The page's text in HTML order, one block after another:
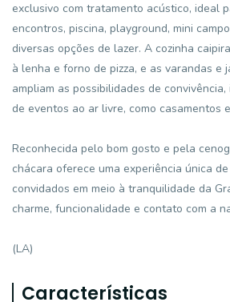
exclusivo com tratamento acústico, ideal
encontros, piscina, playground, mini
diversas opções de lazer. A cozinha
à lenha e forno de pizza, e as varandas e
ampliam as possibilidades de
de eventos ao ar livre, como casamentos
Reconhecida pelo bom gosto e pela
chácara oferece uma experiência única
convidados em meio à tranquilidade da
charme, funcionalidade e contato com a
(LA)
Características